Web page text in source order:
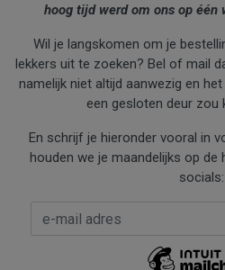
hoog tijd werd om ons op één
Wil je langskomen om je
lekkers uit te zoeken? Bel of mail
namelijk niet altijd aanwezig en
een gesloten deur zou
En schrijf je hieronder vooral in
houden we je maandelijks op
socials:
E-mail Adres